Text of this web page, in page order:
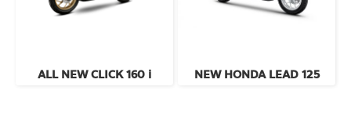
ALL NEW CLICK 160 i NEW HONDA LEAD 125